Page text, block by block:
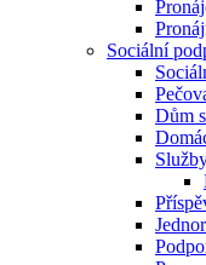
Sociální
Dům